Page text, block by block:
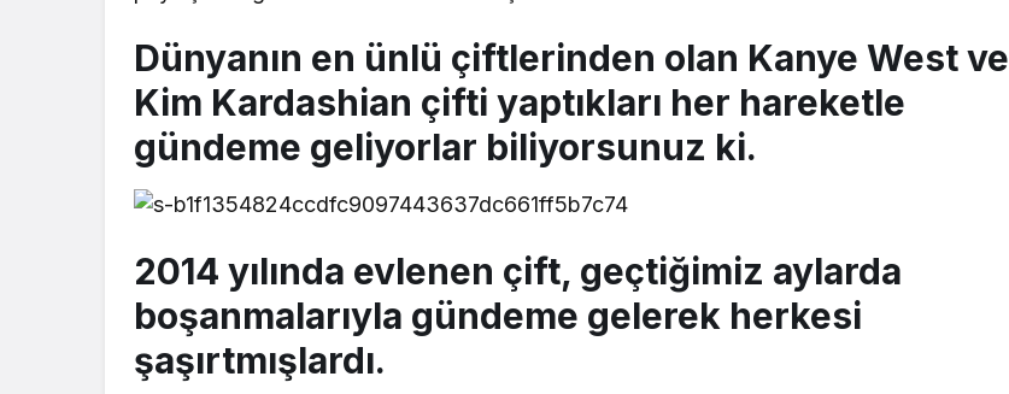
Dünyanın en ünlü çiftlerinden olan Kanye West ve
Kim Kardashian çifti yaptıkları her hareketle
gündeme geliyorlar biliyorsunuz ki.
2014 yılında evlenen çift, geçtiğimiz aylarda
boşanmalarıyla gündeme gelerek herkesi
şaşırtmışlardı.